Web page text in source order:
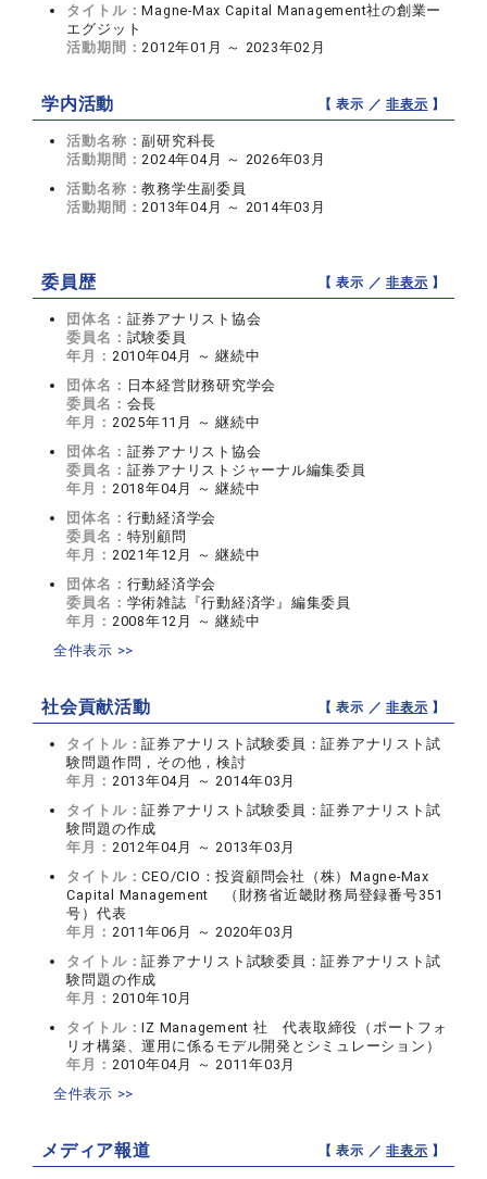
タイトル：Magne-Max Capital Management社の創業ー
エグジット
活動期間： 2012年01月 ～ 2023年02月
学内活動 【 表示 ／非表示 】
活動名称：副研究科長
活動期間： 2024年04月 ～ 2026年03月
活動名称：教務学生副委員
活動期間： 2013年04月 ～ 2014年03月
委員歴 【 表示 ／非表示 】
団体名： 証券アナリスト協会
委員名： 試験委員
年月： 2010年04月 ～ 継続中
団体名： 日本経営財務研究学会
委員名： 会長
年月： 2025年11月 ～ 継続中
団体名： 証券アナリスト協会
委員名： 証券アナリストジャーナル編集委員
年月： 2018年04月 ～ 継続中
団体名： 行動経済学会
委員名： 特別顧問
年月： 2021年12月 ～ 継続中
団体名： 行動経済学会
委員名： 学術雑誌『行動経済学』編集委員
年月： 2008年12月 ～ 継続中
全件表示 >>
社会貢献活動 【 表示 ／非表示 】
タイトル：証券アナリスト試験委員：証券アナリスト試
験問題作問，その他，検討
年月： 2013年04月 ～ 2014年03月
タイトル：証券アナリスト試験委員：証券アナリスト試
験問題の作成
年月： 2012年04月 ～ 2013年03月
タイトル：CEO/CIO：投資顧問会社（株）Magne-Max
Capital Management （財務省近畿財務局登録番号351
号）代表
年月： 2011年06月 ～ 2020年03月
タイトル：証券アナリスト試験委員：証券アナリスト試
験問題の作成
年月： 2010年10月
タイトル：IZ Management 社 代表取締役（ポートフォ
リオ構築、運用に係るモデル開発とシミュレーション）
年月： 2010年04月 ～ 2011年03月
全件表示 >>
メディア報道 【 表示 ／非表示 】